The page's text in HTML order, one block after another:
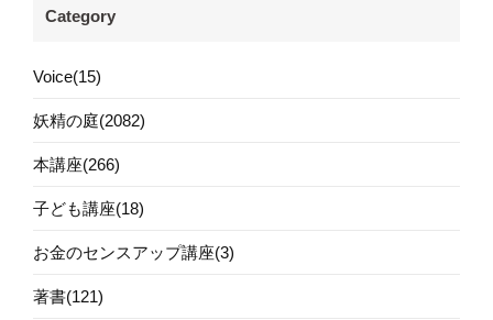
Category
Voice(15)
妖精の庭(2082)
本講座(266)
子ども講座(18)
お金のセンスアップ講座(3)
著書(121)